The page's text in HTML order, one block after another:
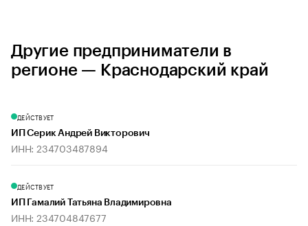
Другие предприниматели в
регионе — Краснодарский край
ДЕЙСТВУЕТ
ИП Серик Андрей Викторович
ИНН: 234703487894
ДЕЙСТВУЕТ
ИП Гамалий Татьяна Владимировна
ИНН: 234704847677